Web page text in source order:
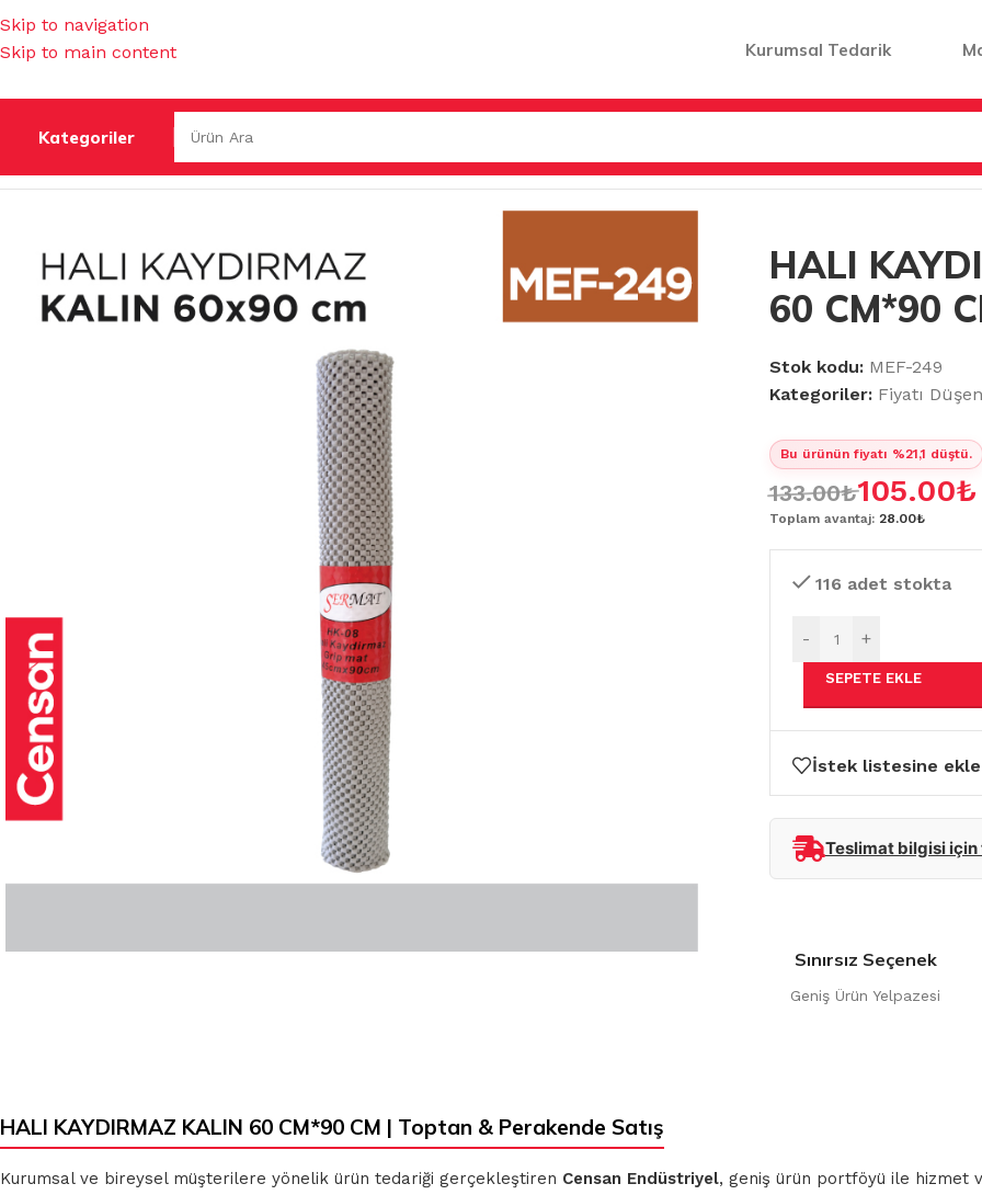
Skip to navigation
Skip to main content
Kurumsal Tedarik
Kategoriler
PASPASLAR/RAF ÖRTÜLERİ/HALI KAYDIRMAZ KALIN 60 CM*90 CM
HALI
60 CM*90
Stok kodu: MEF-249
Kategoriler: Fiyatı
Bu ürünün fiyatı %21,1 düştü.
133.00₺105.00₺
Toplam avantaj: 28.00₺
116 adet stokta
- +
SEPETE EKLE
İstek listesine ekle
Teslimat bilgisi için
Sınırsız Seçenek
Geniş Ürün Yelpazesi
HALI KAYDIRMAZ KALIN 60 CM*90 CM | Toptan & Perakende Satış
Kurumsal ve bireysel müşterilere yönelik ürün tedariği gerçekleştiren Censan Endüstriyel, geniş ürün portföyü ile hizmet